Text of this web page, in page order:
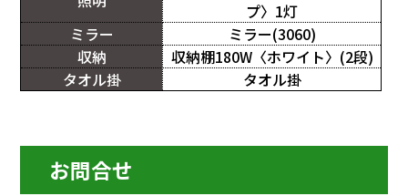
プ〉1灯
ミラー
ミラー(3060)
収納
収納棚180W〈ホワイト〉(2段)
タオル掛
タオル掛
お問合せ